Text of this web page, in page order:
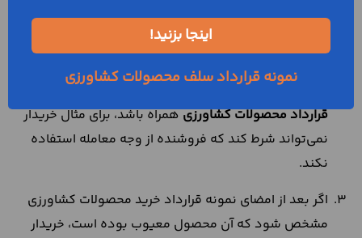
اینکه قابل انجام باشند، دوم اینکه مشروع باشند و سوم
اینکه سود و منفعت عقلی داشته باشند.
شروطی که هر یک از طرفین تعیین می‌کند باید با فلسفه
قرارداد محصولات کشاورزیهمراه باشد، برای مثال خریدار
نمی‌تواند شرط کند که فروشنده از وجه معامله استفاده
نکند.
اگر بعد از امضای نمونه قرارداد خرید محصولات کشاورزی
مشخص شود که آن محصول معیوب بوده است، خریدار
اینجا بزنید!
نمونه قرارداد سلف محصولات کشاورزی